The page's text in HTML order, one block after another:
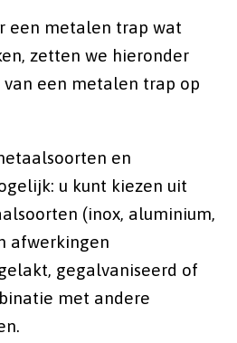
een metalen trap wat
zetten we hieronder
een metalen trap op
en
u kunt kiezen uit
(inox, aluminium,
afwerkingen
gegalvaniseerd of
met andere